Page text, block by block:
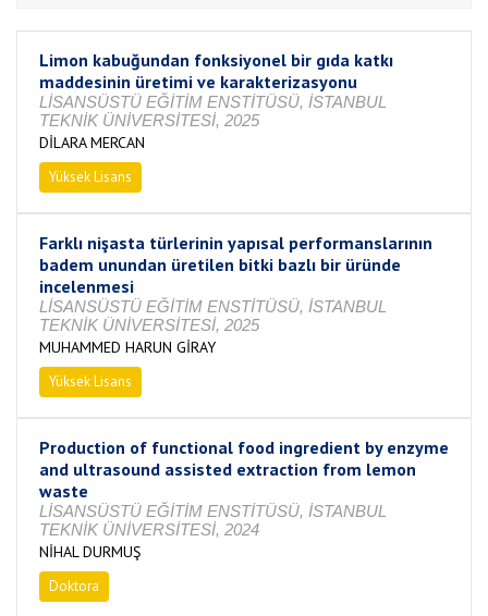
Limon kabuğundan fonksiyonel bir gıda katkı
maddesinin üretimi ve karakterizasyonu
LİSANSÜSTÜ EĞİTİM ENSTİTÜSÜ, İSTANBUL
TEKNİK ÜNİVERSİTESİ, 2025
DİLARA MERCAN
Yüksek Lisans
Farklı nişasta türlerinin yapısal performanslarının
badem unundan üretilen bitki bazlı bir üründe
incelenmesi
LİSANSÜSTÜ EĞİTİM ENSTİTÜSÜ, İSTANBUL
TEKNİK ÜNİVERSİTESİ, 2025
MUHAMMED HARUN GİRAY
Yüksek Lisans
Production of functional food ingredient by enzyme
and ultrasound assisted extraction from lemon
waste
LİSANSÜSTÜ EĞİTİM ENSTİTÜSÜ, İSTANBUL
TEKNİK ÜNİVERSİTESİ, 2024
NİHAL DURMUŞ
Doktora